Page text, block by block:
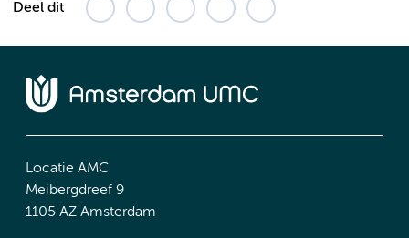
Deel dit
Locatie AMC
Meibergdreef 9
1105 AZ Amsterdam